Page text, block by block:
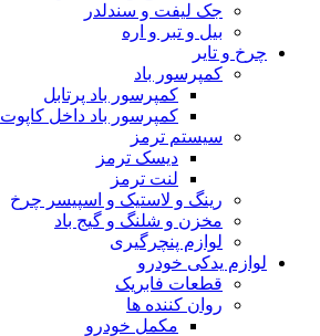
جک لیفت و سندلدر
بیل و تبر و اره
چرخ و تایر
کمپرسور باد
کمپرسور باد پرتابل
کمپرسور باد داخل کاپوت
سیستم ترمز
دیسک ترمز
لنت ترمز
رینگ و لاستیک و اسپیسر چرخ
مخزن و شلنگ و گیج باد
لوازم پنچرگیری
لوازم یدکی خودرو
قطعات فابریک
روان کننده ها
مکمل خودرو